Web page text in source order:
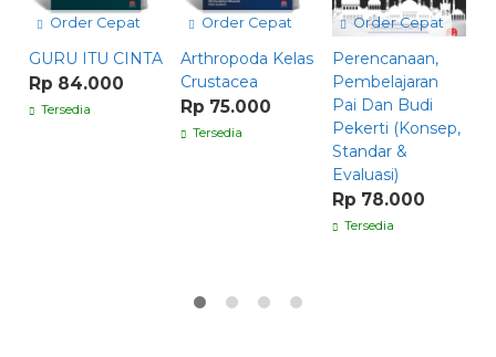
Order Cepat
GURU ITU CINTA
Rp 84.000
Tersedia
Order Cepat
Arthropoda Kelas
Crustacea
Rp 75.000
Tersedia
Order Cepat
Perencanaan,
Pembelajaran
Pai Dan Budi
Pekerti (Konsep,
Standar &
Evaluasi)
Rp 78.000
Tersedia